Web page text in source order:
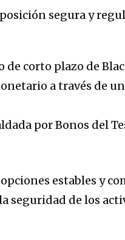
segura y
de corto plazo de
a través de
por Bonos del
estables y
seguridad de los